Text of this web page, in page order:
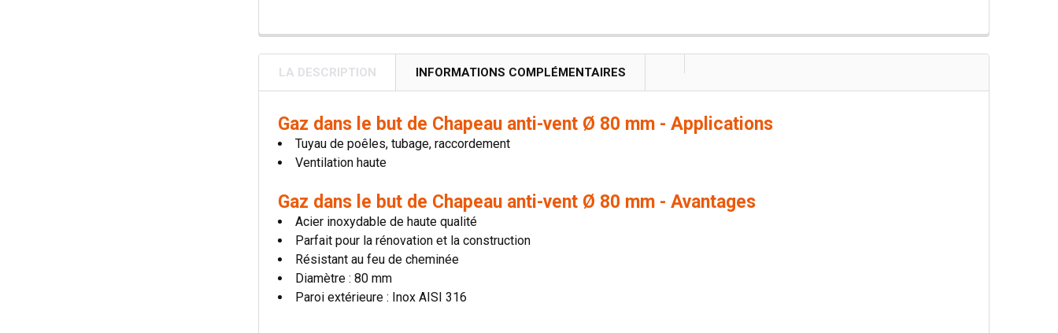
LA DESCRIPTION INFORMATIONS COMPLÉMENTAIRES
Gaz dans le but de Chapeau anti-vent Ø 80 mm - Applications
Tuyau de poêles, tubage, raccordement
Ventilation haute
Gaz dans le but de Chapeau anti-vent Ø 80 mm - Avantages
Acier inoxydable de haute qualité
Parfait pour la rénovation et la construction
Résistant au feu de cheminée
Diamètre : 80 mm
Paroi extérieure : Inox AISI 316